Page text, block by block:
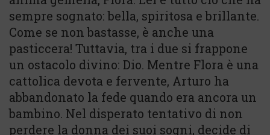
sempre sognato: bella, spiritosa e brillante.
Come se non bastasse, è anche una
pasticcera! Tuttavia, tra i due si frappone
un ostacolo divino: Dio. Mentre Flora è una
cattolica devota e fervente, Arturo ha
abbandonato la fede quando era ancora un
bambino. Nel disperato tentativo di non
perdere la donna dei suoi sogni, decide di